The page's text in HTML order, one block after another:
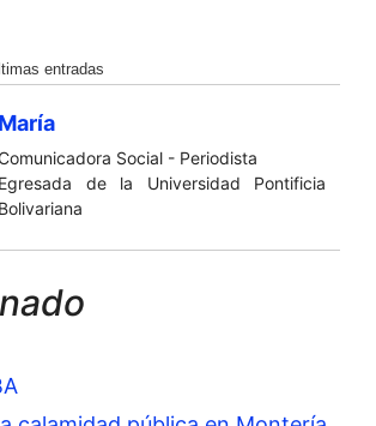
entradas
María
Social - Periodista
Egresada de la Universidad Pontificia
Bolivariana